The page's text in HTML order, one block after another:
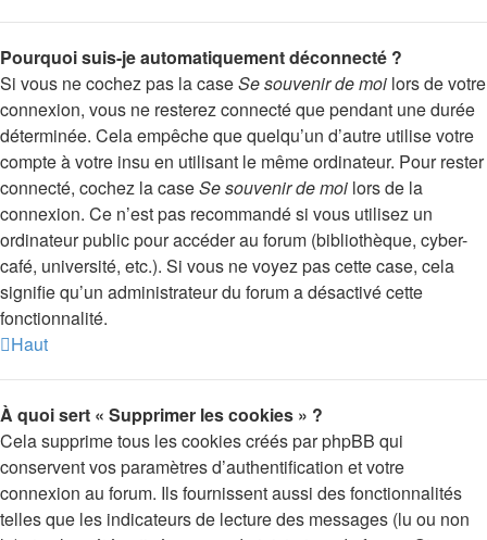
Pourquoi suis-je automatiquement déconnecté ?
Si vous ne cochez pas la caseSe souvenir de moi lors de votre
connexion, vous ne resterez connecté que pendant une durée
déterminée. Cela empêche que quelqu’un d’autre utilise votre
compte à votre insu en utilisant le même ordinateur. Pour rester
connecté, cochez la caseSe souvenir de moi lors de la
connexion. Ce n’est pas recommandé si vous utilisez un
ordinateur public pour accéder au forum (bibliothèque, cyber-
café, université, etc.). Si vous ne voyez pas cette case, cela
signifie qu’un administrateur du forum a désactivé cette
fonctionnalité.
Haut
À quoi sert « Supprimer les cookies » ?
Cela supprime tous les cookies créés par phpBB qui
conservent vos paramètres d’authentification et votre
connexion au forum. Ils fournissent aussi des fonctionnalités
telles que les indicateurs de lecture des messages (lu ou non